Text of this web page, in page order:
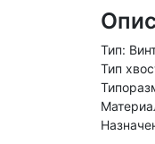
Тип:
Тип